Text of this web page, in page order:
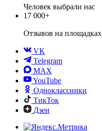
Человек выбрали нас
17 000+
Отзывов на площадках
VK
Telegram
MAX
YouTube
Одноклассники
ТикТок
Дзен